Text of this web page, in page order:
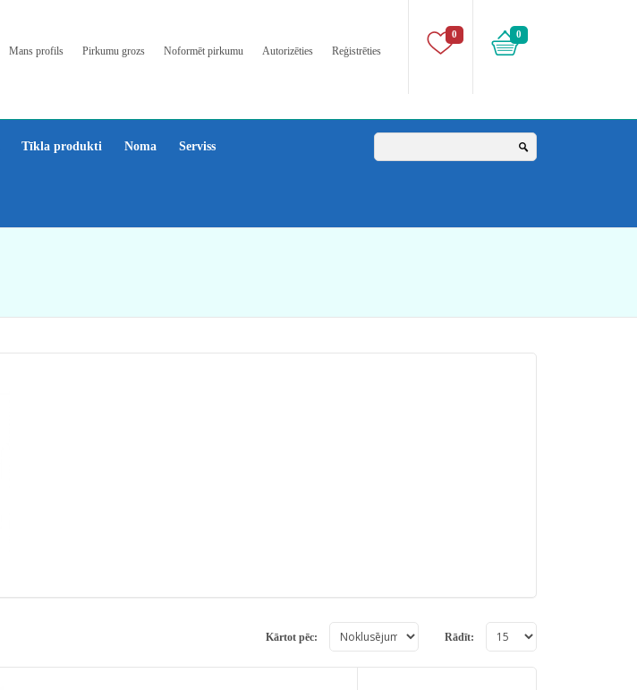
0 0
Mans profils Pirkumu grozs Noformēt pirkumu Autorizēties Reģistrēties
Tīkla produkti Noma Serviss
Rādīt:
Kārtot pēc: